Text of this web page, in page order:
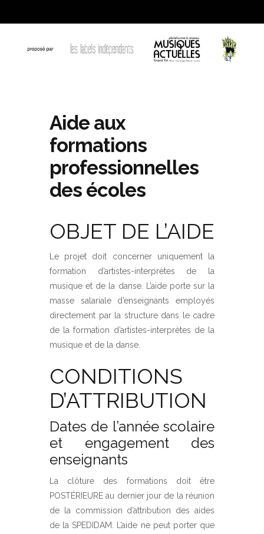
Aide aux
formations
professionnelles
des écoles
OBJET DE L’AIDE
Le projet doit concerner uniquement la
formation d’artistes-interprètes de la
musique et de la danse. L’aide porte sur la
masse salariale d’enseignants employés
directement par la structure dans le cadre
de la formation d’artistes-interprètes de la
musique et de la danse.
CONDITIONS
D’ATTRIBUTION
Dates de l’année scolaire
et engagement des
enseignants
La clôture des formations doit être
POSTÉRIEURE au dernier jour de la réunion
de la commission d’attribution des aides
de la SPEDIDAM. L’aide ne peut porter que